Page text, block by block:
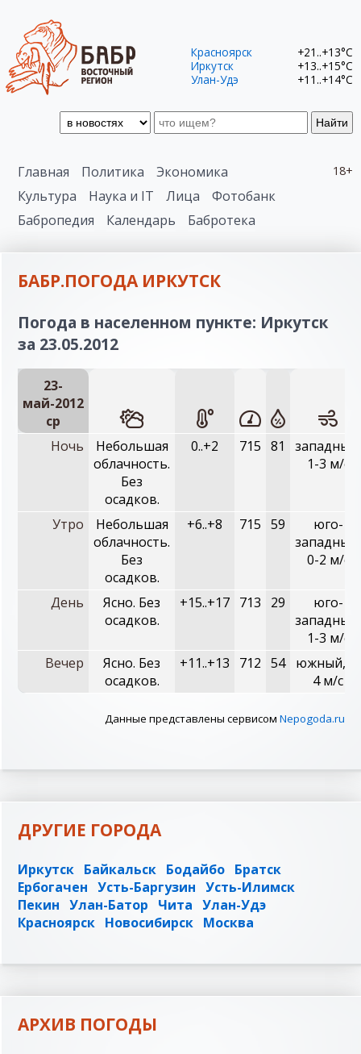
Найти
Красноярск
+21..+13°C
Иркутск
+13..+15°C
Улан-Удэ
+11..+14°C
18+
Главная Политика
Экономика
Культура
Наука и IT Лица
Фотобанк
Бабропедия
Календарь Бабротека
БАБР.ПОГОДА ИРКУТСК
Погода в населенном пункте: Иркутск
за 23.05.2012
23-
май-2012
ср
Ночь
Небольшая
облачность.
Без
осадков.
0..+2 715 81
западный,
1-3 м/с
Утро
Небольшая
облачность.
Без
осадков.
+6..+8 715 59
юго-
западный,
0-2 м/с
День
Ясно. Без
осадков.
+15..+17 713 29
юго-
западный,
1-3 м/с
Вечер
Ясно. Без
осадков.
+11..+13 712 54
южный, 2-
4 м/с
Данные представлены сервисом Nepogoda.ru
ДРУГИЕ ГОРОДА
Иркутск Байкальск Бодайбо Братск
Ербогачен Усть-Баргузин Усть-Илимск
Пекин Улан-Батор Чита Улан-Удэ
Красноярск Новосибирск Москва
АРХИВ ПОГОДЫ